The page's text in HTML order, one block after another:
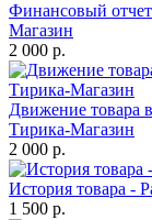
Финансовый
Магазин
2 000 р.
Движение товара
Тирика-Магазин
2 000 р.
История товара -
1 500 р.